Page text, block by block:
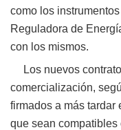
como los
Reguladora de
con los mismos.
Los nuevos
comercialización,
firmados a más tardar
que sean compatibles